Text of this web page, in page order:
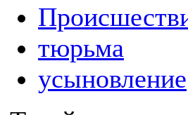
тюрьма
усыновление